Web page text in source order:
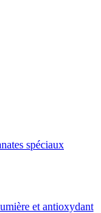
spéciaux
et antioxydant